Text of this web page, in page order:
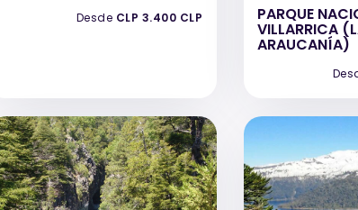
Desde CLP 3.400 CLP PARQUE
VILLARRICA
ARAUCANÍA)